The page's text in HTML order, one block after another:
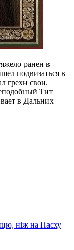
ранен в
подвизаться в
грехи свои.
Тит
в Дальних
ніж на Пасху